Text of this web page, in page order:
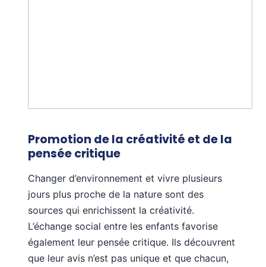
Promotion de la créativité et de la
pensée critique
Changer d’environnement et vivre plusieurs
jours plus proche de la nature sont des
sources qui enrichissent la créativité.
L’échange social entre les enfants favorise
également leur pensée critique. Ils découvrent
que leur avis n’est pas unique et que chacun,